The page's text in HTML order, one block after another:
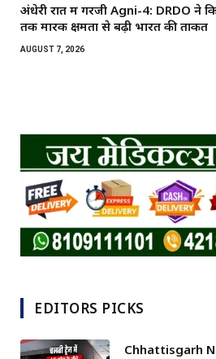
अंधेरी रात में गरजी Agni-4: DRDO ने
तक मारक क्षमता से बढ़ी भारत की ताकत
AUGUST 7, 2026
EDITORS PICKS
Chhattisgarh